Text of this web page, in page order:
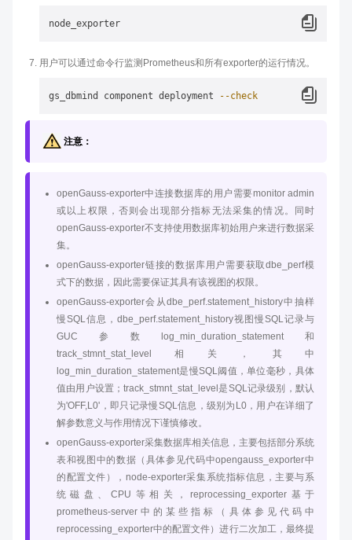
用户可以通过命令行监测Prometheus和所有exporter的运行情况。
gs_dbmind component deployment --check
注意：
openGauss-exporter中连接数据库的用户需要monitor admin
或以上权限，否则会出现部分指标无法采集的情况。同时
openGauss-exporter不支持使用数据库初始用户来进行数据采
集。
openGauss-exporter链接的数据库用户需要获取dbe_perf模
式下的数据，因此需要保证其具有该视图的权限。
openGauss-exporter会从dbe_perf.statement_history中抽样
慢SQL信息，dbe_perf.statement_history视图慢SQL记录与
GUC参数log_min_duration_statement和
track_stmnt_stat_level相关，其中
log_min_duration_statement是慢SQL阈值，单位毫秒，具体
值由用户设置；track_stmnt_stat_level是SQL记录级别，默认
为'OFF,L0'，即只记录慢SQL信息，级别为L0，用户在详细了
解参数意义与作用情况下谨慎修改。
openGauss-exporter采集数据库相关信息，主要包括部分系统
表和视图中的数据（具体参见代码中opengauss_exporter中
的配置文件），node-exporter采集系统指标信息，主要与系
统磁盘、CPU等相关，reprocessing_exporter基于
prometheus-server中的某些指标（具体参见代码中
reprocessing_exporter中的配置文件）进行二次加工，最终提